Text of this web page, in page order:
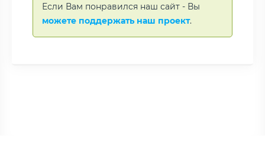
Если Вам понравился наш сайт - Вы
можете поддержать наш проект.